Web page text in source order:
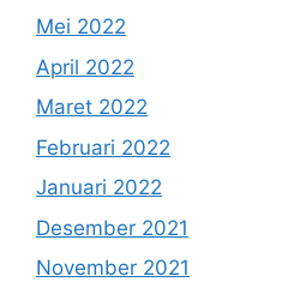
Mei 2022
April 2022
Maret 2022
Februari 2022
Januari 2022
Desember 2021
November 2021